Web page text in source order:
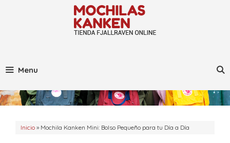
Menu
Inicio » Mochila Kanken Mini: Bolso Pequeño para tu Día a Día